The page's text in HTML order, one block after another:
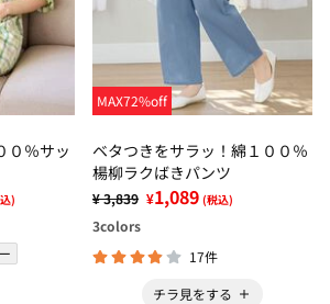
０％サッ
)
MAX72%off
ベタつきをサラッ！綿１００％
楊柳ラクばきパンツ
¥ 3,839 ¥1,089 (税込)
3colors
17件
チラ見をする